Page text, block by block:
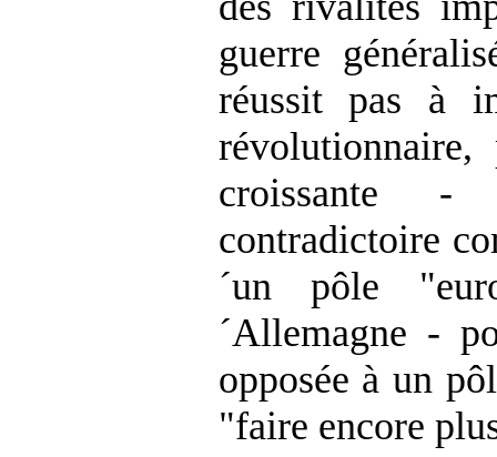
guerre
réussit pas à
révolutionnaire,
croissante
contradictoire
´un pôle
´Allemagne -
opposée à un
"faire encore